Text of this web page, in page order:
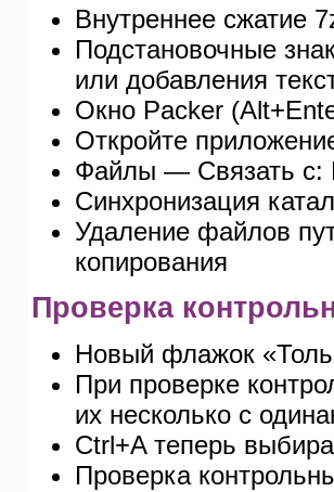
Внутреннее сжатие
Подстановочные
или добавления
Окно Packer
Откройте
Файлы — Связать с:
Синхронизация
Удаление файлов
копирования
Проверка
Новый флажок
При проверке
их несколько с
Ctrl+A теперь
Проверка